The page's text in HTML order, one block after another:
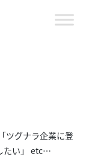
ツグナラ企業に登
たい」 etc…